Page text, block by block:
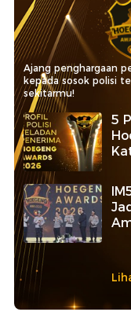
Ajang penghargaan
kepada sosok polisi
sekitarmu!
5